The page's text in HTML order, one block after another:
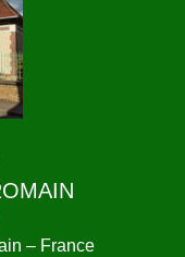
– France